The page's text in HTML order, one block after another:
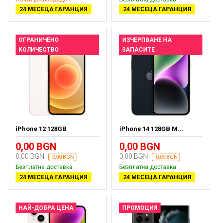
24 МЕСЕЦА ГАРАНЦИЯ
24 МЕСЕЦА ГАРАНЦИЯ
ОГРАНИЧЕНО
КОЛИЧЕСТВО
iPhone 12 128GB
0,00 BGN
0,00 BGN -0,00 BGN
Безплатна доставка
24 МЕСЕЦА ГАРАНЦИЯ
ИЗЧЕРПВАНЕ НА
ЗАПАСИТЕ
iPhone 14 128GB M...
0,00 BGN
0,00 BGN -0,00 BGN
Безплатна доставка
24 МЕСЕЦА ГАРАНЦИЯ
НАЙ-ДОБРА ЦЕНА ПРОМОЦИЯ